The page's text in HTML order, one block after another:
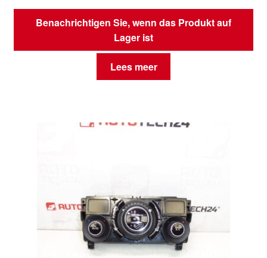
Benachrichtigen Sie, wenn das Produkt auf
Lager ist
Lees meer